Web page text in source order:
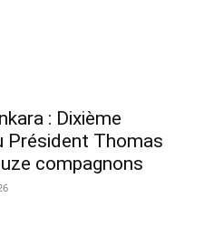
: Dixième
Président Thomas
compagnons